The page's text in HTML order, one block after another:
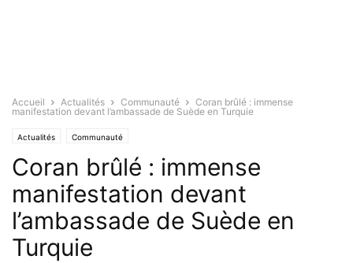
Accueil Actualités Communauté
Coran brûlé : immense
manifestation devant l’ambassade de Suède en Turquie
Actualités Communauté
Coran brûlé : immense
manifestation devant
l’ambassade de Suède en
Turquie